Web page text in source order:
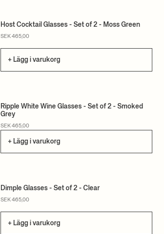
Host Cocktail Glasses - Set of 2 - Moss Green
SEK 465,00
+ Lägg i varukorg
Ripple White Wine Glasses - Set of 2 - Smoked
Grey
SEK 465,00
+ Lägg i varukorg
Dimple Glasses - Set of 2 - Clear
SEK 465,00
+ Lägg i varukorg